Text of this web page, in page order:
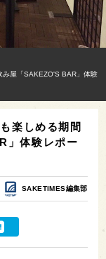
み屋「SAKEZO'S BAR」体験
楽しめる期間
」体験レポー
SAKETIMES編集部